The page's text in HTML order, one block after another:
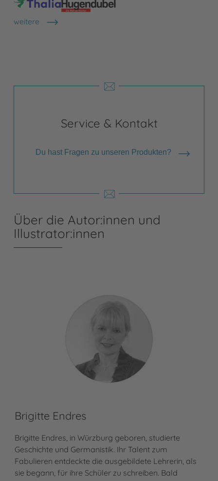
weitere
Shops anzeigen
Service & Kontakt
Du hast Fragen zu unseren Produkten?
Über die Autor:innen und
Illustrator:innen
Brigitte Endres
Brigitte Endres, in Würzburg geboren, studierte
Geschichte und Germanistik. Ihr Talent zum
Fabulieren entdeckte die ausgebildete Lehrerin, als
sie begann, für ihre Schüler zu schreiben. Bald